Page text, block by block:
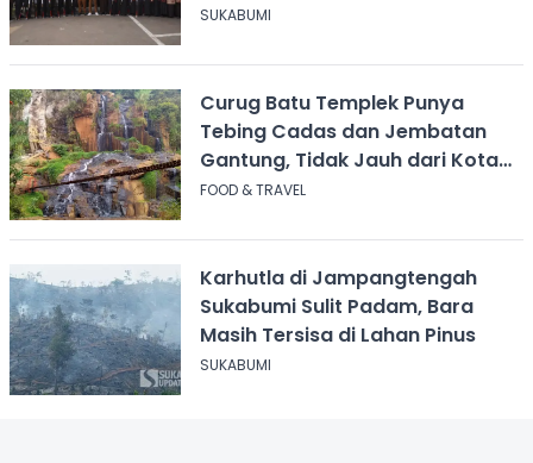
SUKABUMI
Curug Batu Templek Punya
Tebing Cadas dan Jembatan
Gantung, Tidak Jauh dari Kota
Bandung
FOOD & TRAVEL
Karhutla di Jampangtengah
Sukabumi Sulit Padam, Bara
Masih Tersisa di Lahan Pinus
SUKABUMI